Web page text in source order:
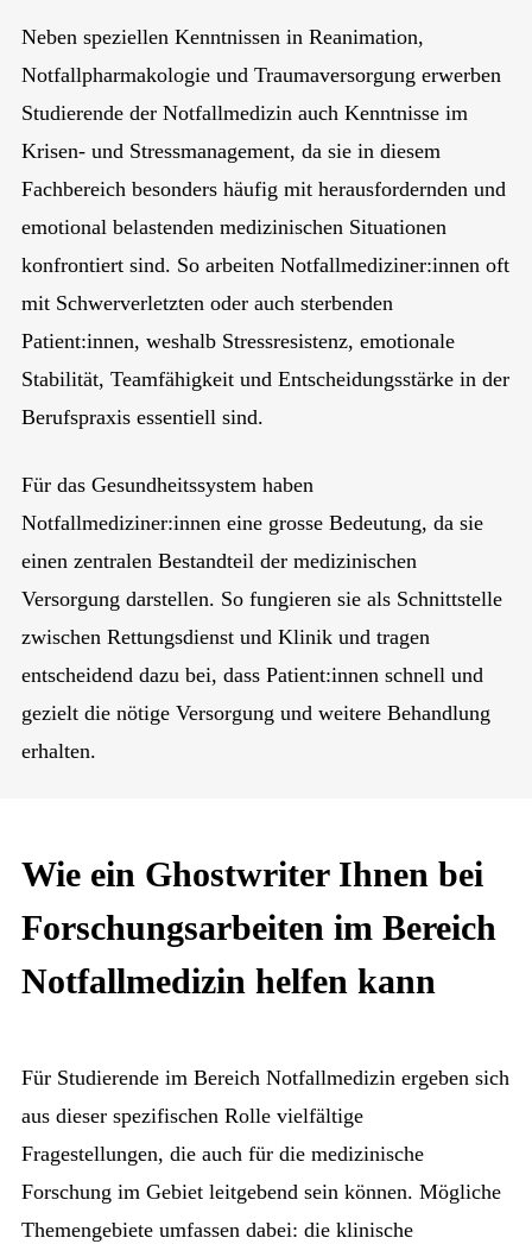
Neben speziellen Kenntnissen in Reanimation,
Notfallpharmakologie und Traumaversorgung erwerben
Studierende der Notfallmedizin auch Kenntnisse im
Krisen- und Stressmanagement, da sie in diesem
Fachbereich besonders häufig mit herausfordernden und
emotional belastenden medizinischen Situationen
konfrontiert sind. So arbeiten Notfallmediziner:innen oft
mit Schwerverletzten oder auch sterbenden
Patient:innen, weshalb Stressresistenz, emotionale
Stabilität, Teamfähigkeit und Entscheidungsstärke in der
Berufspraxis essentiell sind.
Für das Gesundheitssystem haben
Notfallmediziner:innen eine grosse Bedeutung, da sie
einen zentralen Bestandteil der medizinischen
Versorgung darstellen. So fungieren sie als Schnittstelle
zwischen Rettungsdienst und Klinik und tragen
entscheidend dazu bei, dass Patient:innen schnell und
gezielt die nötige Versorgung und weitere Behandlung
erhalten.
Wie ein Ghostwriter Ihnen bei
Forschungsarbeiten im Bereich
Notfallmedizin helfen kann
Für Studierende im Bereich Notfallmedizin ergeben sich
aus dieser spezifischen Rolle vielfältige
Fragestellungen, die auch für die medizinische
Forschung im Gebiet leitgebend sein können. Mögliche
Themengebiete umfassen dabei: die klinische